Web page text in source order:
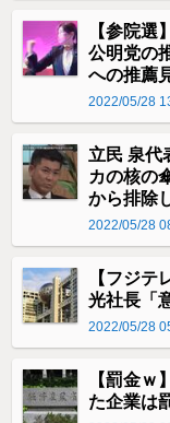
【参院選
公明党の
への推薦
2022/05/28
立民 泉代
カの核の
から排除
2022/05/28
【フジ
光社長「
2022/05/28
【罰金ｗ
た企業は